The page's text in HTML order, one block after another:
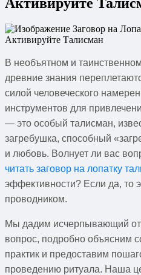
В необъятном и
древние знания
силой человеческого
инструментов для
— это особый талисман,
загребушка, способный
и любовь. Волнует ли вас
читать заговор на лопатку
эффективности? Если да, то
проводником.
Мы дадим исчерпывающий
вопрос, подробно объясним
практик и предоставим
проведению ритуала. Наша